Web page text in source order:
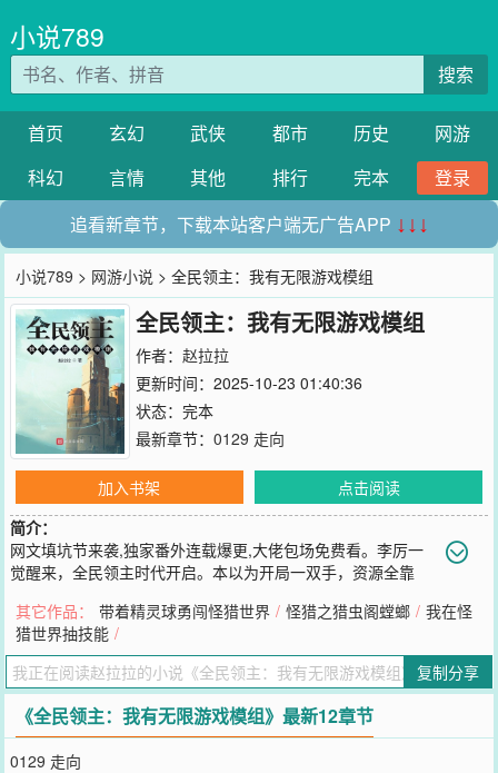
小说789
搜索
首页 玄幻 武侠 都市 历史
网游
科幻
言情 其他 排行 完本
登录
追看新章节，下载本站客户端无广告APP ↓↓↓
小说789 > 网游小说 > 全民领主：我有无限游戏模组
全民领主：我有无限游戏模组
作者： 赵拉拉
更新时间：2025-10-23 01:40:36
状态：完本
最新章节： 0129 走向
加入书架
点击阅读
简介：
网文填坑节来袭,独家番外连载爆更,大佬包场免费看。李厉一
觉醒来，全民领主时代开启。本以为开局一双手，资源全靠
之路就此展开。我的世界中的方块石料建造围墙。种植豌豆射手抵御
城邦不受侵袭。圈养怪物猎人中的怪兽，组建军团开启远征。神秘酒
馆中无数英雄头领，等待结交招募。遗迹寻宝，魔窟游历。亚古大陆
所到之处，皆是王土！
您要是觉得《
全民领主：我有无限游戏模组》还不错的话请不要忘记
向您QQ群和微博微信里的朋友推荐哦！
其它作品： 带着精灵球勇闯怪猎世界 / 怪猎之猎虫阁螳螂 / 我在怪
猎世界抽技能 /
复制分享
《全民领主：我有无限游戏模组》最新12章节
0129 走向